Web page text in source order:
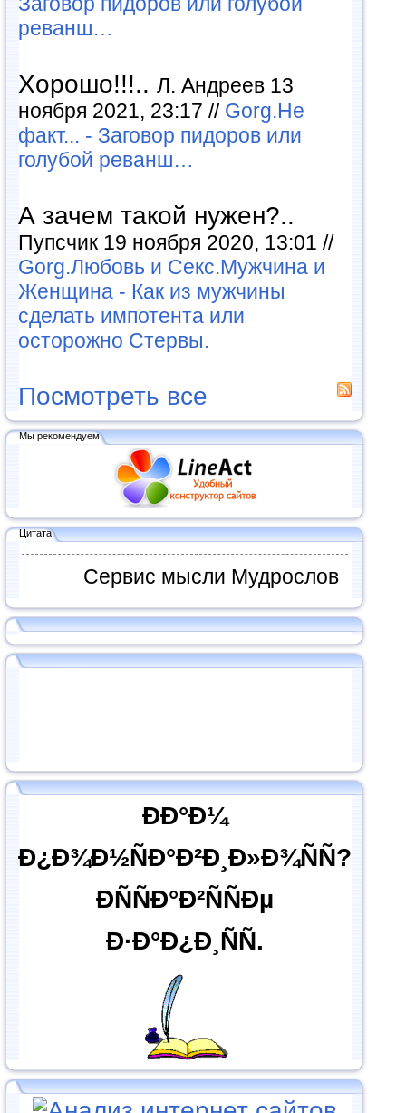
реванш…
Хорошо!!!.. Л. Андреев 13
ноября 2021, 23:17 // Gorg.Не
факт... - Заговор пидоров или
голубой реванш…
А зачем такой нужен?..
Пупсчик 19 ноября 2020, 13:01 //
Gorg.Любовь и Секс.Мужчина и
Женщина - Как из мужчины
сделать импотента или
осторожно Стервы.
Посмотреть все
Мы рекомендуем
Цитата
Сервис мысли Мудрослов
ÐÐ°Ð¼
Ð¿Ð¾Ð½ÑÐ°Ð²Ð¸Ð»Ð¾ÑÑ?
ÐÑÑÐ°Ð²ÑÑÐµ
Ð·Ð°Ð¿Ð¸ÑÑ.